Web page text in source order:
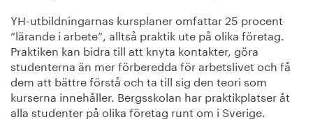
YH-utbildningarnas kursplaner omfattar 25 procent
”lärande i arbete”, alltså praktik ute på olika företag.
Praktiken kan bidra till att knyta kontakter, göra
studenterna än mer förberedda för arbetslivet och få
dem att bättre förstå och ta till sig den teori som
kurserna innehåller. Bergsskolan har praktikplatser åt
alla studenter på olika företag runt om i Sverige.